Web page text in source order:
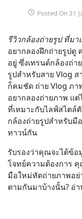
Posted On 31
รีวิวกล้องถ่ายรูป ที่มา
อยากลองฝึกถ่ายรูปดู
อยู่ ซึ่งเทรนด์กล้องถ่า
รูปสำหรับสาย Vlog
ก็คมชัด ถ่าย Vlog ภา
อยากลองถ่ายภาพ แ
ที่เหมาะกับไลฟ์สไตล์
กล้องถ่ายรูปสำหรับมื
ทาวน์กัน
รับรองว่าคุณจะได้ข้อ
โจทย์ความต้องการ
มือใหม่หัดถ่ายภาพอย่
ตามกันมาบ้างนั้น? อ่า